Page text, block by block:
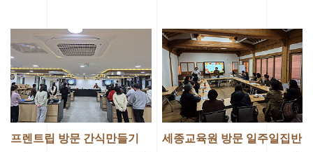
프렌트립 방문 간식만들기
세종교육원 방문 일주일집반